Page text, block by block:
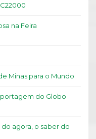
na Feira
Minas para o Mundo
do Globo
agora, o saber do